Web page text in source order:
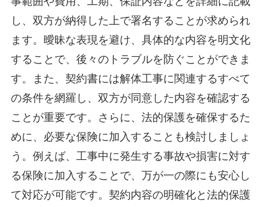
し、双方が納得した上で署名することが求められ
ます。曖昧な表現を避け、具体的な内容を明文化
することで、後々のトラブルを防ぐことができま
す。また、契約書には解体工事に関連するすべて
の条件を網羅し、双方が同意した内容を確認する
ことが重要です。さらに、法的保護を確保するた
めに、必要な保険に加入することも検討しましょ
う。例えば、工事中に発生する事故や損害に対す
る保険に加入することで、万が一の際にも安心し
て対応が可能です。契約内容の明確化と法的保護